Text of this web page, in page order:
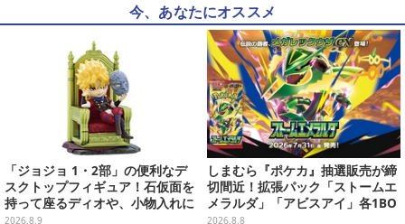
今、あなたにオススメ
「ジョジョ 1・2部」の便利なデ
スクトップフィギュア！石仮面を
持って座るディオや、小物入れに
なるツェペリなどズラリ
2026.8.9
しまむら『ポケカ』抽選販売が締
切間近！拡張パック「ストームエ
メラルダ」「アビスアイ」各1BO
Xをラインナップ
2026.8.8